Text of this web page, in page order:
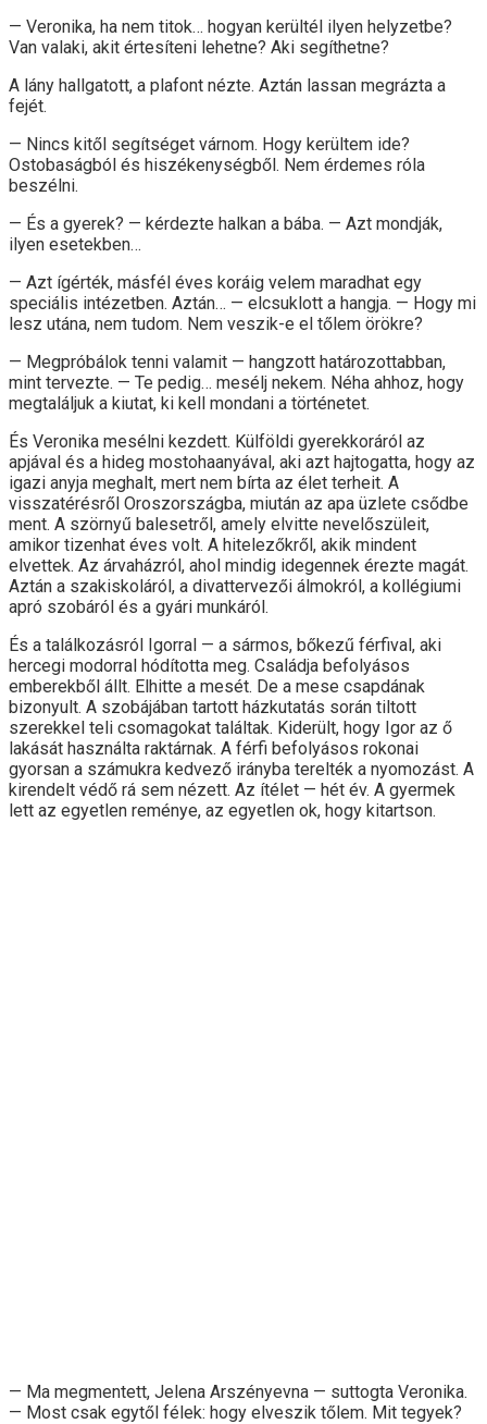
— Veronika, ha nem titok… hogyan kerültél ilyen helyzetbe?
Van valaki, akit értesíteni lehetne? Aki segíthetne?
A lány hallgatott, a plafont nézte. Aztán lassan megrázta a
fejét.
— Nincs kitől segítséget várnom. Hogy kerültem ide?
Ostobaságból és hiszékenységből. Nem érdemes róla
beszélni.
— És a gyerek? — kérdezte halkan a bába. — Azt mondják,
ilyen esetekben…
— Azt ígérték, másfél éves koráig velem maradhat egy
speciális intézetben. Aztán… — elcsuklott a hangja. — Hogy mi
lesz utána, nem tudom. Nem veszik-e el tőlem örökre?
— Megpróbálok tenni valamit — hangzott határozottabban,
mint tervezte. — Te pedig… mesélj nekem. Néha ahhoz, hogy
megtaláljuk a kiutat, ki kell mondani a történetet.
És Veronika mesélni kezdett. Külföldi gyerekkoráról az
apjával és a hideg mostohaanyával, aki azt hajtogatta, hogy az
igazi anyja meghalt, mert nem bírta az élet terheit. A
visszatérésről Oroszországba, miután az apa üzlete csődbe
ment. A szörnyű balesetről, amely elvitte nevelőszüleit,
amikor tizenhat éves volt. A hitelezőkről, akik mindent
elvettek. Az árvaházról, ahol mindig idegennek érezte magát.
Aztán a szakiskoláról, a divattervezői álmokról, a kollégiumi
apró szobáról és a gyári munkáról.
És a találkozásról Igorral — a sármos, bőkezű férfival, aki
hercegi modorral hódította meg. Családja befolyásos
emberekből állt. Elhitte a mesét. De a mese csapdának
bizonyult. A szobájában tartott házkutatás során tiltott
szerekkel teli csomagokat találtak. Kiderült, hogy Igor az ő
lakását használta raktárnak. A férfi befolyásos rokonai
gyorsan a számukra kedvező irányba terelték a nyomozást. A
kirendelt védő rá sem nézett. Az ítélet — hét év. A gyermek
lett az egyetlen reménye, az egyetlen ok, hogy kitartson.
— Ma megmentett, Jelena Arszényevna — suttogta Veronika.
— Most csak egytől félek: hogy elveszik tőlem. Mit tegyek?